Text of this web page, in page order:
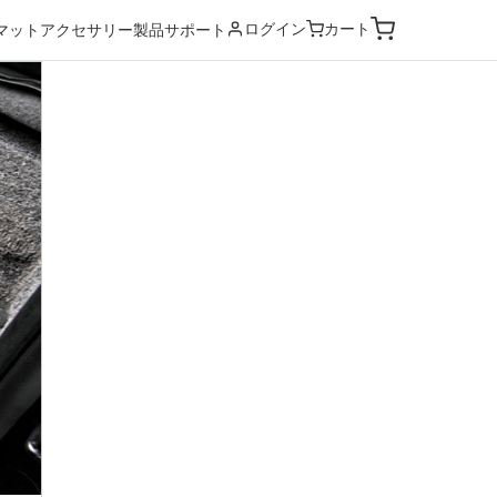
ット アクセサリー製品サポート ログイン カート